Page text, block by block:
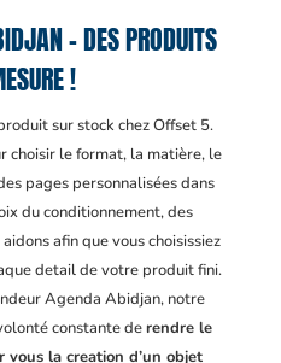
– DES PRODUITS
!
sur stock chez Offset 5.
choisir le format, la matière, le
pages personnalisées dans
du conditionnement, des
afin que vous choisissiez
detail de votre produit fini.
Agenda Abidjan, notre
constante derendre le
la creation d’un objet